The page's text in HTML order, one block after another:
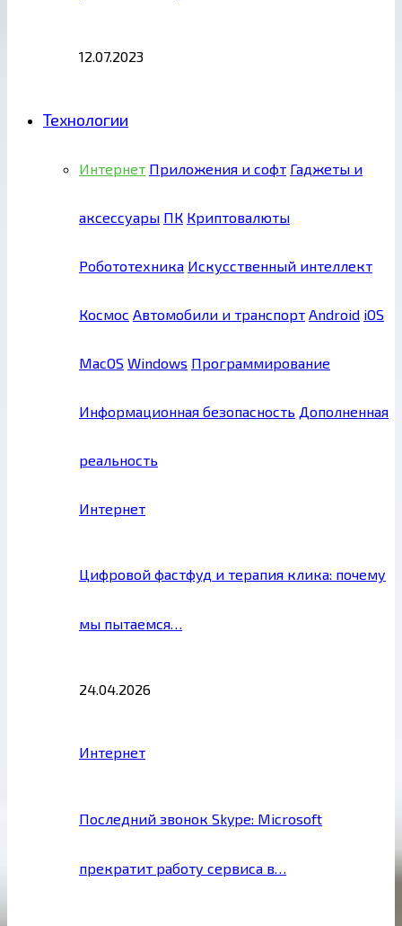
12.07.2023
Технологии
Интернет Приложения и софт Гаджеты и
аксессуары ПК Криптовалюты
Робототехника Искусственный интеллект
Космос Автомобили и транспорт Android iOS
MacOS Windows Программирование
Информационная безопасность Дополненная
реальность
Интернет
Цифровой фастфуд и терапия клика: почему
мы пытаемся…
24.04.2026
Интернет
Последний звонок Skype: Microsoft
прекратит работу сервиса в…